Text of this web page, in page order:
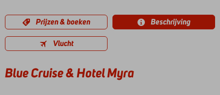
Prijzen & boeken Beschrijving
Vlucht
Blue Cruise & Hotel Myra